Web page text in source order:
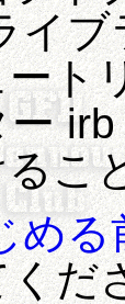
イ
ト
こ
める
だ